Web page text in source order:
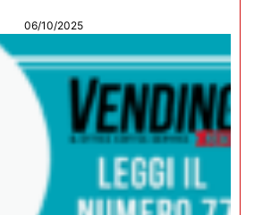
06/10/2025